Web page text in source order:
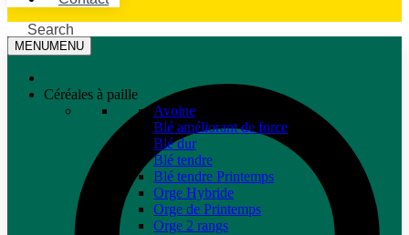
Search
MENUMENU
Céréales à paille
Avoine
Blé améliorant de force
Blé dur
Blé tendre
Blé tendre Printemps
Orge Hybride
Orge de Printemps
Orge 2 rangs